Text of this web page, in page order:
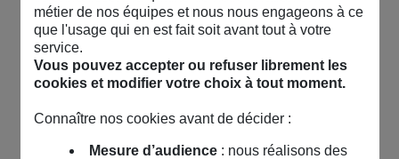
métier de nos équipes et nous nous engageons à ce
que l'usage qui en est fait soit avant tout à votre
service.
Vous pouvez accepter ou refuser librement les
cookies et modifier votre choix à tout moment.
Connaître nos cookies avant de décider :
Mesure d’audience: nous réalisons des